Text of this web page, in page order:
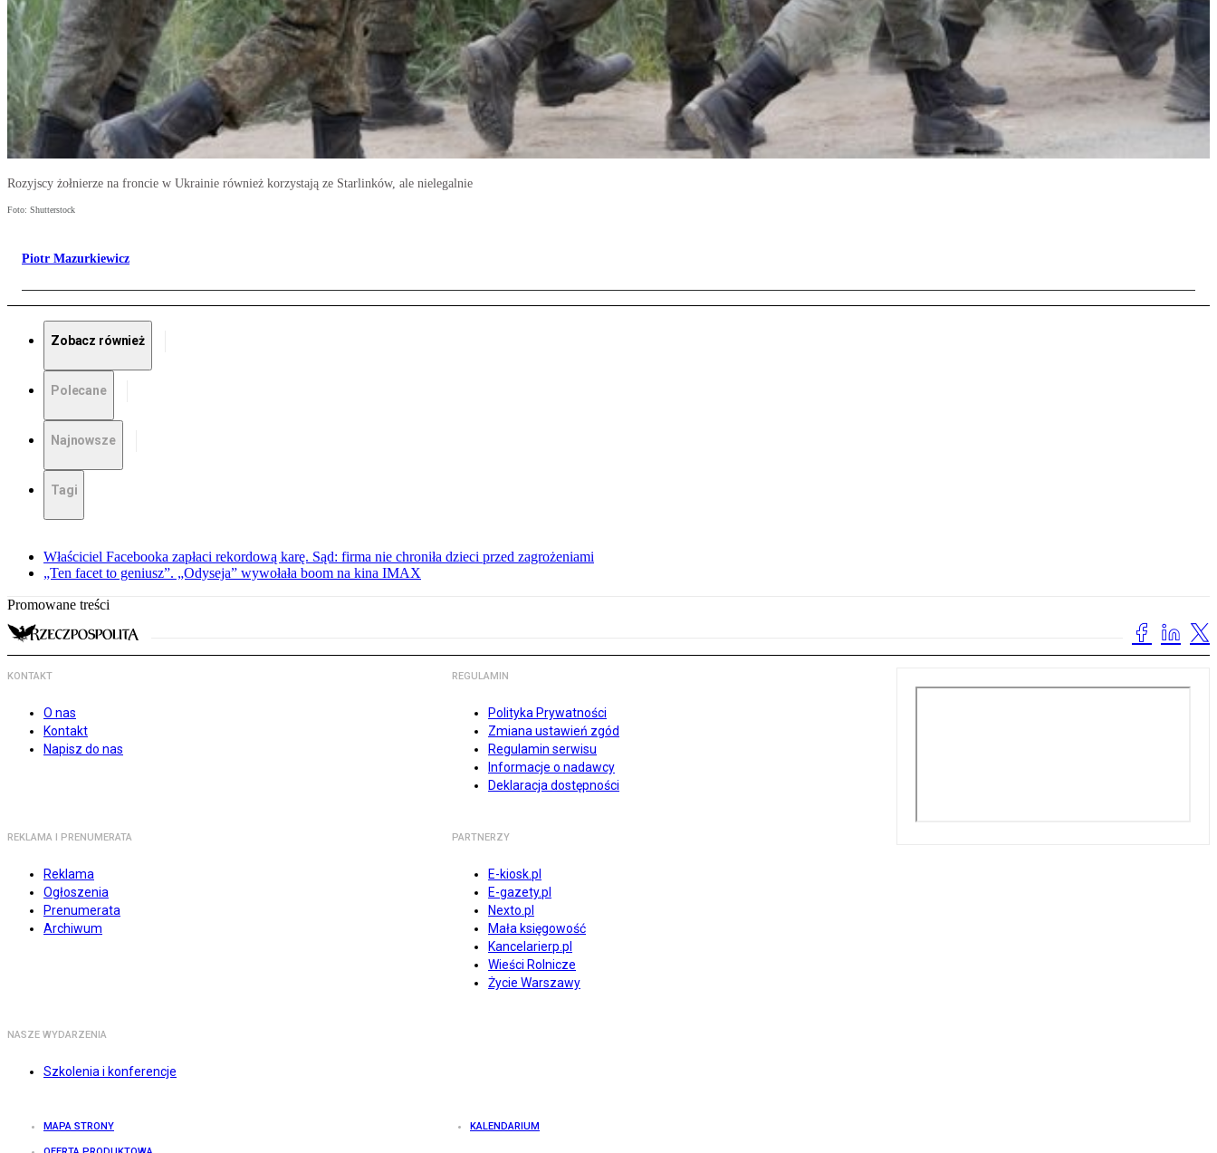
Rozyjscy żołnierze na froncie w Ukrainie również korzystają ze Starlinków, ale nielegalnie
Foto: Shutterstock
Piotr Mazurkiewicz
Zobacz również
Polecane
Najnowsze
Tagi
Właściciel Facebooka zapłaci rekordową karę. Sąd: firma nie chroniła dzieci przed zagrożeniami
„Ten facet to geniusz”. „Odyseja” wywołała boom na kina IMAX
Promowane treści
KONTAKT
O nas
Kontakt
Napisz do nas
REGULAMIN
Polityka Prywatności
Zmiana ustawień zgód
Regulamin serwisu
Informacje o nadawcy
Deklaracja dostępności
REKLAMA I PRENUMERATA
Reklama
Ogłoszenia
Prenumerata
Archiwum
PARTNERZY
E-kiosk.pl
E-gazety.pl
Nexto.pl
Mała księgowość
Kancelarierp.pl
Wieści Rolnicze
Życie Warszawy
NASZE WYDARZENIA
Szkolenia i konferencje
MAPA STRONY KALENDARIUM